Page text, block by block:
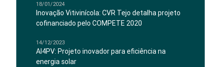
18/01/2024
Inovação Vitivinícola: CVR Tejo detalha projeto
cofinanciado pelo COMPETE 2020
14/12/2023
AI4PV: Projeto inovador para eficiência na
energia solar